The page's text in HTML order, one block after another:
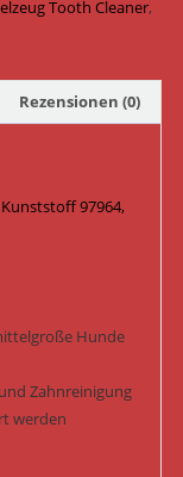
Tooth Cleaner,
Rezensionen (0)
97964,
Hunde
Zahnreinigung
werden